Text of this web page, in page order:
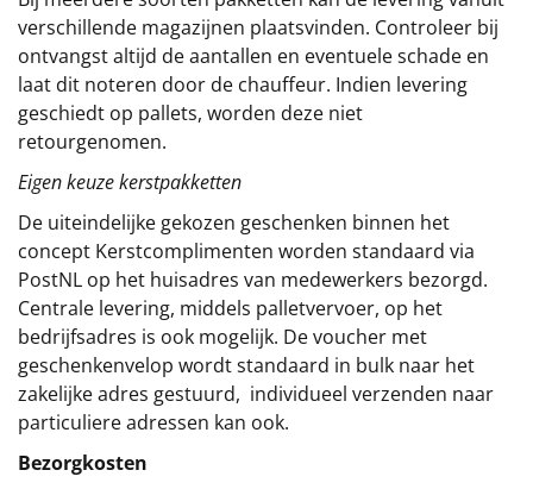
verschillende magazijnen plaatsvinden. Controleer bij
ontvangst altijd de aantallen en eventuele schade en
laat dit noteren door de chauffeur. Indien levering
geschiedt op pallets, worden deze niet
retourgenomen.
Eigen keuze kerstpakketten
De uiteindelijke gekozen geschenken binnen het
concept Kerstcomplimenten worden standaard via
PostNL op het huisadres van medewerkers bezorgd.
Centrale levering, middels palletvervoer, op het
bedrijfsadres is ook mogelijk. De voucher met
geschenkenvelop wordt standaard in bulk naar het
zakelijke adres gestuurd, individueel verzenden naar
particuliere adressen kan ook.
Bezorgkosten